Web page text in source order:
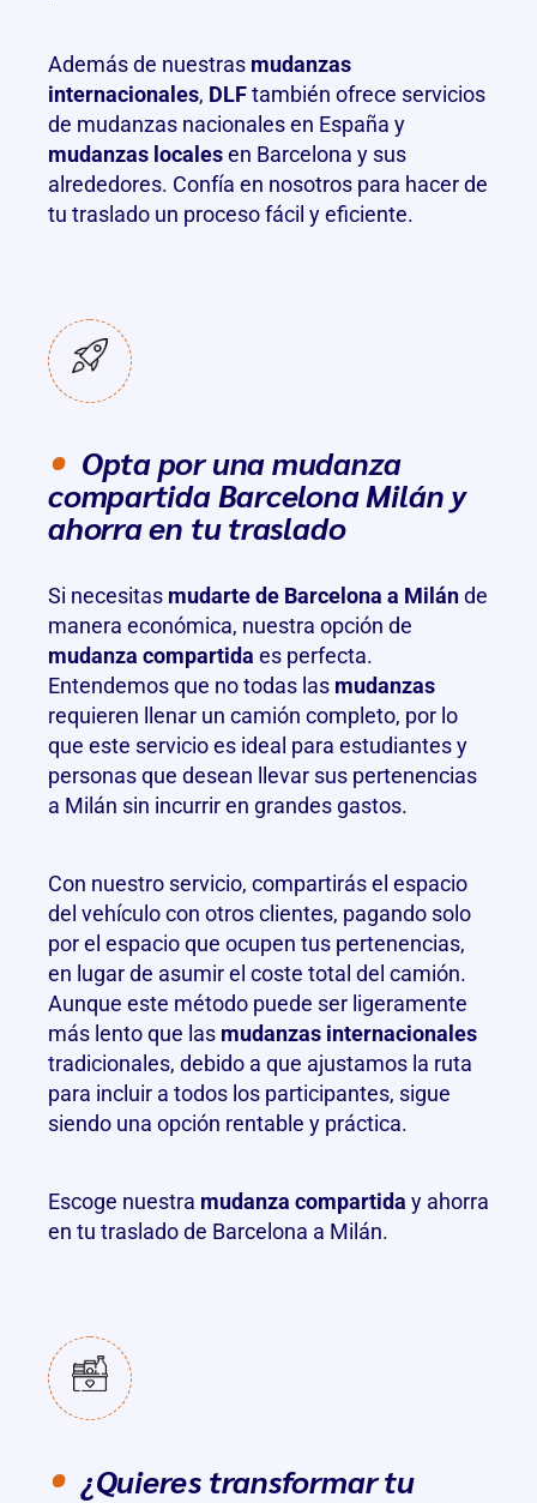
Además de nuestras mudanzas
internacionales, DLFtambién ofrece servicios
de mudanzas nacionalesen España y
mudanzas localesen Barcelona y sus
alrededores. Confía en nosotros para hacer de
tu traslado un proceso fácil y eficiente.
Opta por una mudanza
compartida Barcelona Milán y
ahorra en tu traslado
Si necesitas mudarte de Barcelona a Milánde
manera económica, nuestra opción de
mudanza compartida es perfecta.
Entendemos que no todas las mudanzas
requieren llenar un camión completo, por lo
que este servicio es ideal para estudiantes y
personas que desean llevar sus pertenencias
a Milán sin incurrir en grandes gastos.
Con nuestro servicio, compartirás el espacio
del vehículo con otros clientes, pagando solo
por el espacio que ocupen tus pertenencias,
en lugar de asumir el coste total del camión.
Aunque este método puede ser ligeramente
más lento que las mudanzas internacionales
tradicionales, debido a que ajustamos la ruta
para incluir a todos los participantes, sigue
siendo una opción rentable y práctica.
Escoge nuestra mudanza compartida y ahorra
en tu traslado de Barcelona a Milán.
¿Quieres transformar tu